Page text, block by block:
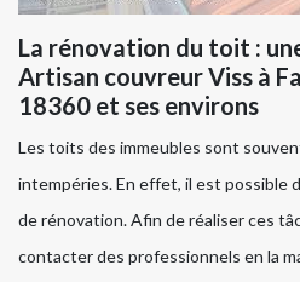
La rénovation du toit :
Artisan couvreur Viss à
18360 et ses environs
Les toits des immeubles sont
intempéries. En effet, il est possible
de rénovation. Afin de réaliser ces
contacter des professionnels en la